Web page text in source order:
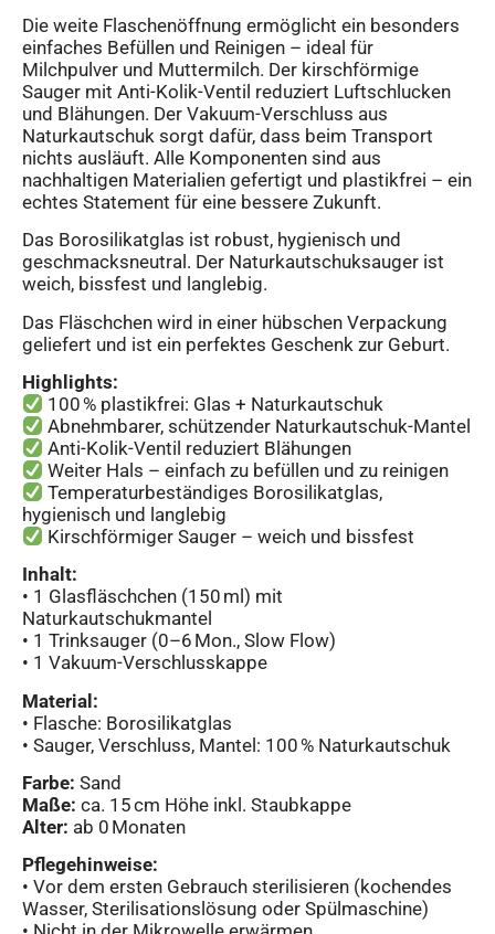
Die weite Flaschenöffnung ermöglicht ein besonders
einfaches Befüllen und Reinigen – ideal für
Milchpulver und Muttermilch. Der kirschförmige
Sauger mit Anti-Kolik-Ventil reduziert Luftschlucken
und Blähungen. Der Vakuum-Verschluss aus
Naturkautschuk sorgt dafür, dass beim Transport
nichts ausläuft. Alle Komponenten sind aus
nachhaltigen Materialien gefertigt und plastikfrei – ein
echtes Statement für eine bessere Zukunft.
Das Borosilikatglas ist robust, hygienisch und
geschmacksneutral. Der Naturkautschuksauger ist
weich, bissfest und langlebig.
Das Fläschchen wird in einer hübschen Verpackung
geliefert und ist ein perfektes Geschenk zur Geburt.
Highlights:
100 % plastikfrei: Glas + Naturkautschuk
Abnehmbarer, schützender Naturkautschuk-Mantel
Anti-Kolik-Ventil reduziert Blähungen
Weiter Hals – einfach zu befüllen und zu reinigen
Temperaturbeständiges Borosilikatglas,
hygienisch und langlebig
Kirschförmiger Sauger – weich und bissfest
Inhalt:
• 1 Glasfläschchen (150 ml) mit
Naturkautschukmantel
• 1 Trinksauger (0–6 Mon., Slow Flow)
• 1 Vakuum-Verschlusskappe
Material:
• Flasche: Borosilikatglas
• Sauger, Verschluss, Mantel: 100 % Naturkautschuk
Farbe: Sand
Maße: ca. 15 cm Höhe inkl. Staubkappe
Alter: ab 0 Monaten
Pflegehinweise:
• Vor dem ersten Gebrauch sterilisieren (kochendes
Wasser, Sterilisationslösung oder Spülmaschine)